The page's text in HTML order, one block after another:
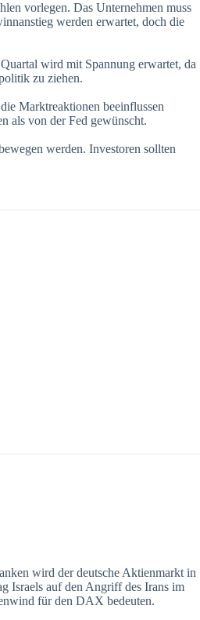
vorlegen. Das Unternehmen muss
werden erwartet, doch die
wird mit Spannung erwartet, da
zu ziehen.
Marktreaktionen beeinflussen
als von der Fed gewünscht.
werden. Investoren sollten
wird der deutsche Aktienmarkt in
Israels auf den Angriff des Irans im
für den DAX bedeuten.